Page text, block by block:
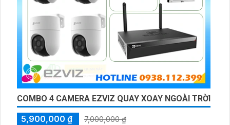
COMBO 4 CAMERA EZVIZ QUAY XOAY NGOÀI TRỜI
5,900,000 ₫
7,000,000 ₫